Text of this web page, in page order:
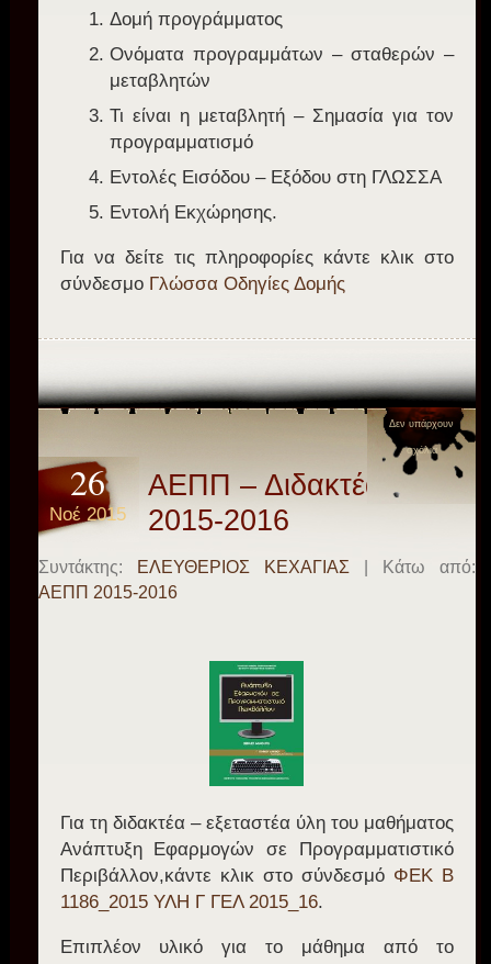
Δομή προγράμματος
Ονόματα προγραμμάτων – σταθερών –
μεταβλητών
Τι είναι η μεταβλητή – Σημασία για τον
προγραμματισμό
Εντολές Εισόδου – Εξόδου στη ΓΛΩΣΣΑ
Εντολή Εκχώρησης.
Για να δείτε τις πληροφορίες κάντε κλικ στο
σύνδεσμο Γλώσσα Οδηγίες Δομής
Δεν υπάρχουν
σχόλια
26
Νοέ 2015
AΕΠΠ – Διδακτέα Ύλη
2015-2016
Συντάκτης: ΕΛΕΥΘΕΡΙΟΣ ΚΕΧΑΓΙΑΣ | Κάτω από:
ΑΕΠΠ 2015-2016
Για τη διδακτέα – εξεταστέα ύλη του μαθήματος
Ανάπτυξη Εφαρμογών σε Προγραμματιστικό
Περιβάλλον,κάντε κλικ στο σύνδεσμό ΦΕΚ Β
1186_2015 ΥΛΗ Γ ΓΕΛ 2015_16.
Επιπλέον υλικό για το μάθημα από το